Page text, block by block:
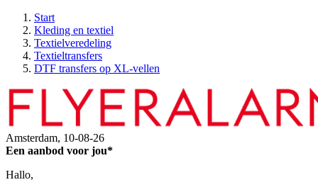
Start
Kleding en textiel
Textielveredeling
Textieltransfers
DTF transfers op XL-vellen
Amsterdam, 10-08-26
Een aanbod voor jou*
Hallo,